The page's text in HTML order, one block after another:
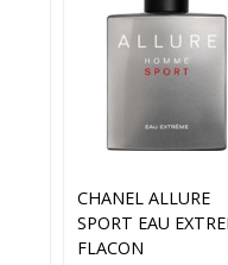
CHANEL ALLURE
SPORT EAU
FLACON